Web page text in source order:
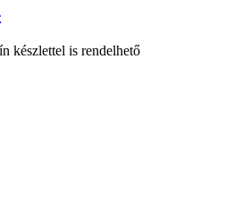
készlettel is rendelhető